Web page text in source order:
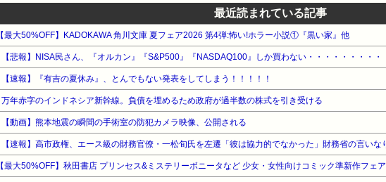
最近読まれている記事
【最大50%OFF】KADOKAWA 角川文庫 夏フェア2026 第4弾:怖い!ホラー小説①『黒い家』他
【悲報】NISA民さん、『オルカン』『S&P500』『NASDAQ100』しか買わない・・・・・・・・・
【速報】『有吉の夏休み』、とんでもない発表をしてしまう！！！！！
万年赤字のインドネシア新幹線。負債を埋めるため政府が過半数の株式を引き受ける
【動画】熊本地震の瞬間の手術室の防犯カメラ映像、公開される
【最大50%OFF】秋田書店 プリンセス&ミステリーボニータなど 少女・女性向けコミック準新作フェア